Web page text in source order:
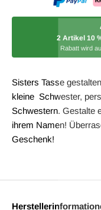
2 Artikel 10
Rabatt wird
Sisters Tasse
kleine Schwester,
Schwestern. Gestalte
ihrem Namen!
Geschenk!